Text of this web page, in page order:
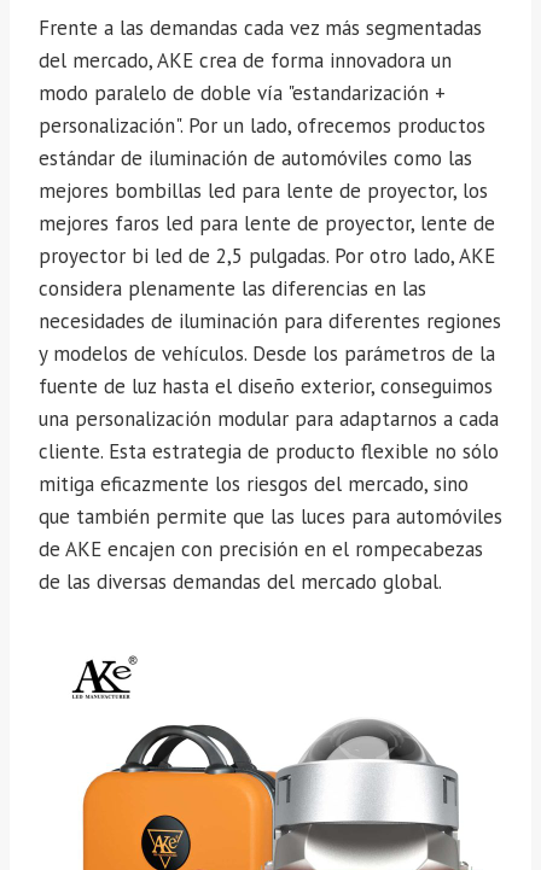
Frente a las demandas cada vez más segmentadas
del mercado, AKE crea de forma innovadora un
modo paralelo de doble vía "estandarización +
personalización". Por un lado, ofrecemos productos
estándar de iluminación de automóviles como las
mejores bombillas led para lente de proyector, los
mejores faros led para lente de proyector, lente de
proyector bi led de 2,5 pulgadas. Por otro lado, AKE
considera plenamente las diferencias en las
necesidades de iluminación para diferentes regiones
y modelos de vehículos. Desde los parámetros de la
fuente de luz hasta el diseño exterior, conseguimos
una personalización modular para adaptarnos a cada
cliente. Esta estrategia de producto flexible no sólo
mitiga eficazmente los riesgos del mercado, sino
que también permite que las luces para automóviles
de AKE encajen con precisión en el rompecabezas
de las diversas demandas del mercado global.